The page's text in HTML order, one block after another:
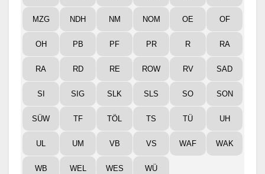
MZG NDH NM NOM OE OF
OH PB PF PR R RA
RA RD RE ROW RV SAD
SI SIG SLK SLS SO SON
SÜW TF TÖL TS TÜ UH
UL UM VB VS WAF WAK
WB WEL WES WÜ